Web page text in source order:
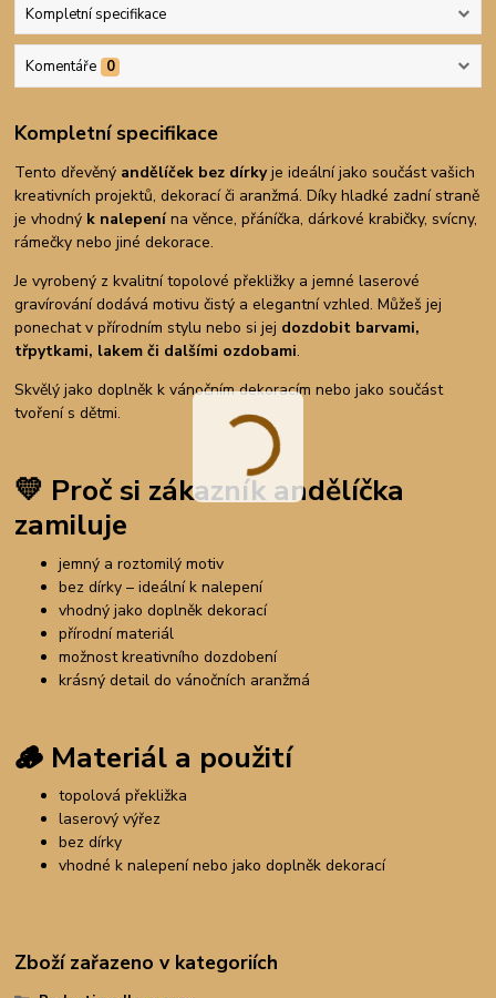
Kompletní specifikace
Komentáře 0
Kompletní specifikace
Tento dřevěný andělíček bez dírkyje ideální jako součást vašich
kreativních projektů, dekorací či aranžmá. Díky hladké zadní straně
je vhodný k nalepenína věnce, přáníčka, dárkové krabičky, svícny,
rámečky nebo jiné dekorace.
Je vyrobený z kvalitní topolové překližky a jemné laserové
gravírování dodává motivu čistý a elegantní vzhled. Můžeš jej
ponechat v přírodním stylu nebo si jej dozdobit barvami,
třpytkami, lakem či dalšími ozdobami.
Skvělý jako doplněk k vánočním dekoracím nebo jako součást
tvoření s dětmi.
💛 Proč si zákazník andělíčka
zamiluje
jemný a roztomilý motiv
bez dírky – ideální k nalepení
vhodný jako doplněk dekorací
přírodní materiál
možnost kreativního dozdobení
krásný detail do vánočních aranžmá
🪵 Materiál a použití
topolová překližka
laserový výřez
bez dírky
vhodné k nalepení nebo jako doplněk dekorací
Zboží zařazeno v kategoriích